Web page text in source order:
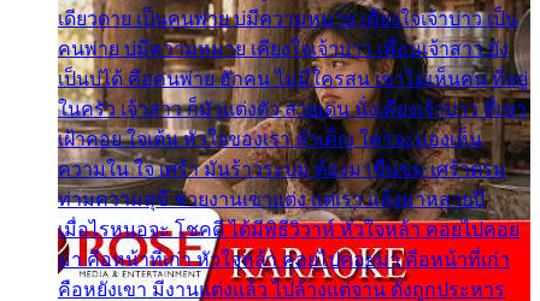
เดียวดาย เป็นคนพ่าย บ่มีความหมาย เคียงใจเจ้าบ่าว เป็น
คนพ่าย บ่มีความหมาย เคียงใจเจ้าบ่าว เพื่อนเจ้าสาว ยัง
เป็นบ่ได้ คือคนพ่าย ฮักคน ไม่มีใครสน เขาไม่เห็นคน ที่อยู่
ในครัว เจ้าสาว ก็มัวแต่งตัว สวยเด่น นั่งเคียงเจ้าบ่าว ที่เขา
เฝ้าคอย ใจเต้น หัวใจของเรา ลำเค็ญ ใครจะมองเห็น
ความใน ใจ เศร้า มันร้าวระบม ต้องมาขื่นขม เศร้าตรม
ท่ามความสุขี ช่วยงานเขาแต่ง แต่เรา แล้งมาหลายปี
เมื่อไรหนอจะ โชคดี ได้มีพิธีวิวาห์ หัวใจหล้า คอยไปคอย
มา คือหน้าที่เก่า หัวใจหล้า คอยไปคอยมา คือหน้าที่เก่า
คือหยังเขา มีงานแต่งแล้ว ไปล้างแต่จาน ดั่งถูกประหาร